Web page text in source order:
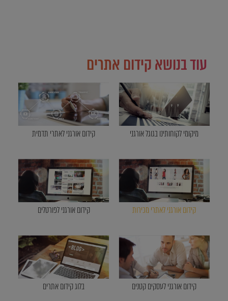
עוד בנושא קידום אתרים
מיקומי לקוחותינו בגוגל אורגני קידום אורגני לאתרי תדמית
קידום אורגני לאתרי מכירות קידום אורגני לפורטלים
קידום אורגני לעסקים קטנים בלוג קידום אתרים